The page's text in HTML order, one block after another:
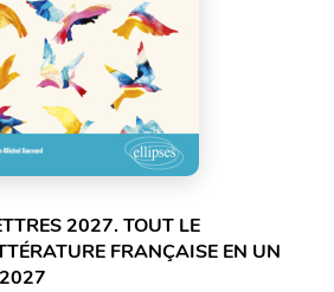
2027. TOUT LE
FRANÇAISE EN UN